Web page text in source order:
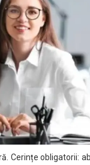
Cerințe obligatorii: